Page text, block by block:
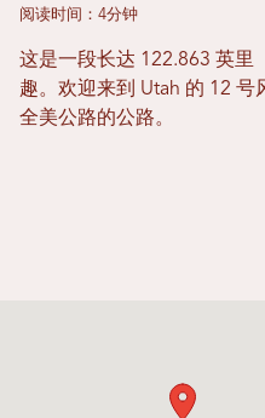
阅读时间：4分钟
这是一段长达 122.863 英里
趣。欢迎来到 Utah 的 12 号
全美公路的公路。